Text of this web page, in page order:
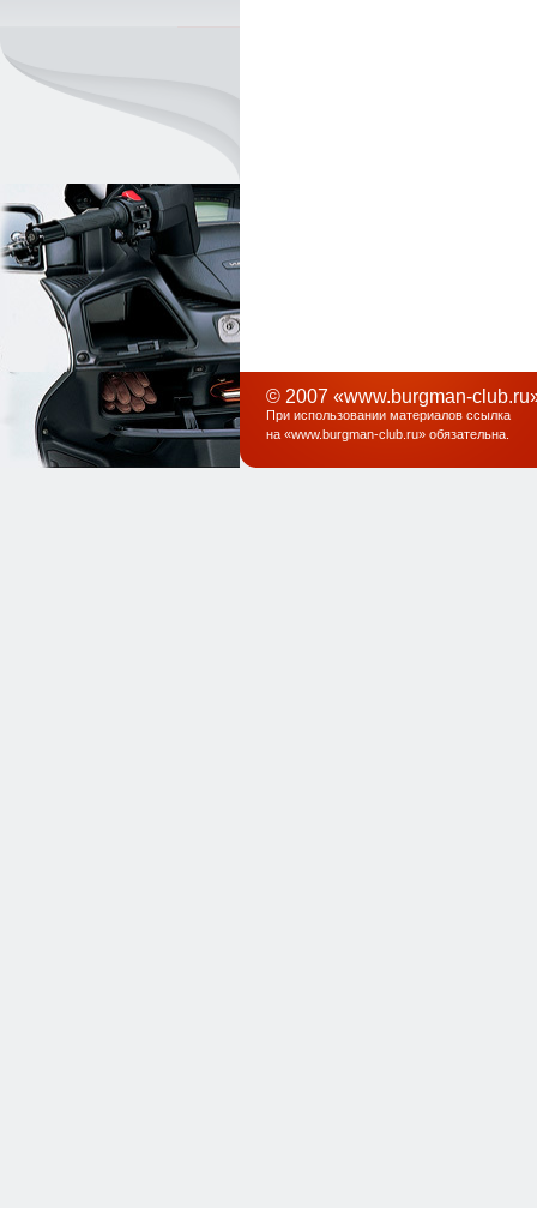
© 2007 «www.burgman-
При использовании материалов ссылка
на «www.burgman-club.ru» обязательна